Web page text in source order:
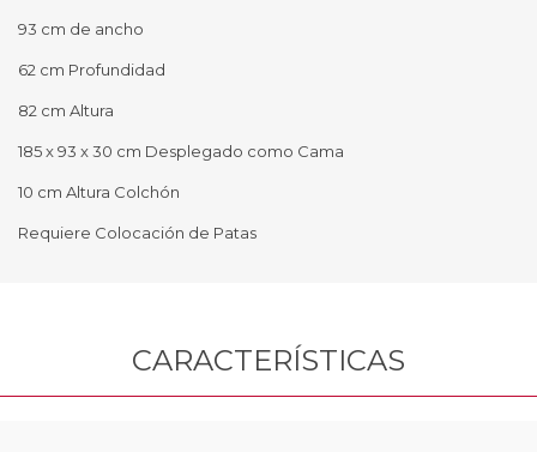
93 cm de ancho
62 cm Profundidad
82 cm Altura
185 x 93 x 30 cm Desplegado como Cama
10 cm Altura Colchón
Requiere Colocación de Patas
CARACTERÍSTICAS